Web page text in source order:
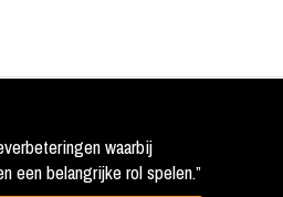
waarbij
een belangrijke rol spelen.”